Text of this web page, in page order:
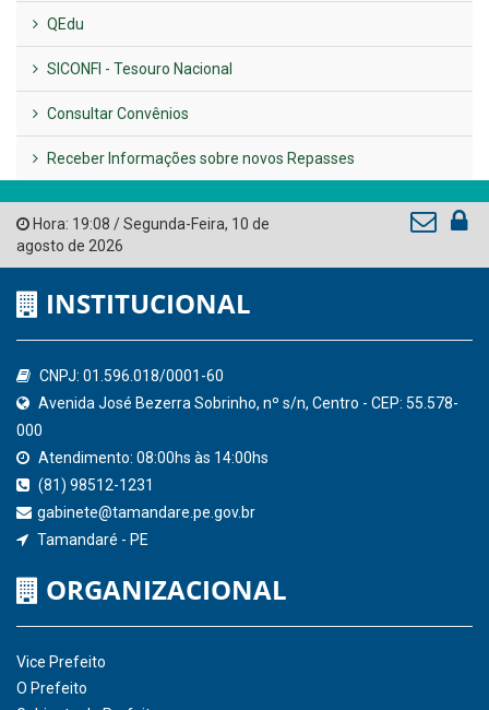
LINKS ÚTEIS
AMUPE
Governo de Pernambuco
Tribunal de Contas do Estado de Pernambuco
Ministério Público do Estado de Pernambuco
Controladoria-Geral da União
Confederação Nacional de Municípios - CNM
QEdu
Consultar Convênios
Receber Informações sobre novos Repasses
Hora:19:08/ Segunda-Feira,10 de
agosto de 2026
INSTITUCIONAL